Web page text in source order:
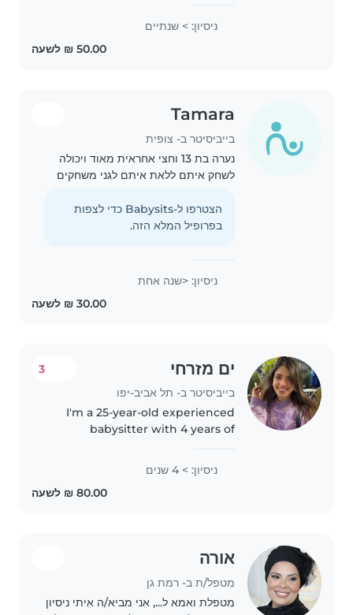
fluent in Arabic, English, and
Hebrew, and I'm comfortable
ניסיון: > שנתיים
Tamara
בייביסיטר ב- צופית
נערה בת 13 וחצי אחראית מאוד ויכולה
לשחק איתם ללאת איתם לגני משחקים
הצטרפו ל-Babysits כדי לצפות
בפרופיל המלא הזה.
ניסיון: <שנה אחת
ים מזרחי
בייביסיטר ב- תל אביב-יפו
3
I'm a 25-year-old experienced
babysitter with 4 years of
teenagers. I'm fluent in English,
Hebrew, and Spanish, and I
ניסיון: > 4 שנים
אורה
מטפל/ת ב- רמת גן
מטפלת ואמא ל..., אני מביא/ה איתי ניסיון